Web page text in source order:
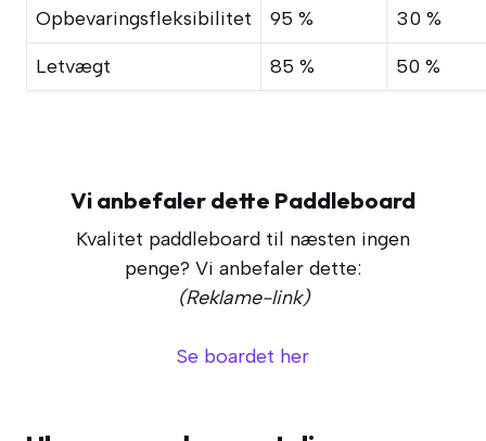
Opbevaringsfleksibilitet
95 %
30 %
Letvægt
85 % 50 %
Vi anbefaler dette Paddleboard
Kvalitet paddleboard til næsten ingen
penge? Vi anbefaler dette:
(Reklame-link)
Se boardet her